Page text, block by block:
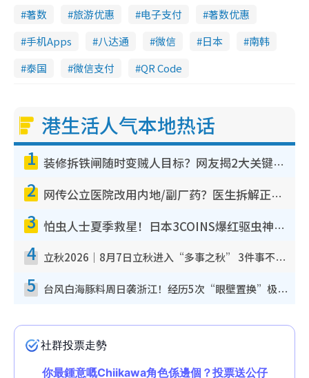
著数 旅游优惠 电子支付
著数优惠
手机Apps
八达通 微信 日本
南韩
泰国
微信支付 QR Code
港生活人气本地热话
1 装修拆铁闸随时变贼人目标？网友揭2大关键用途：装新款等于白装？附新旧铁闸分别
2 网传公立医院改用内地/副厂药？医生拆解正副厂分别，揭4类人换药随时出事
3 怕虫人士夏季救星！日本3COINS爆红驱虫神器$45起 1招“全程免触碰”轻松搞定小强
4 立秋2026｜8月7日立秋进入“多事之秋” 3件事不可做！专家教6招开运 清杂物／钱包纳气接好运
5 台风白海豚料周日袭浙江！经历5次“眼壁置换”极罕见 成登陆内地最长途台风